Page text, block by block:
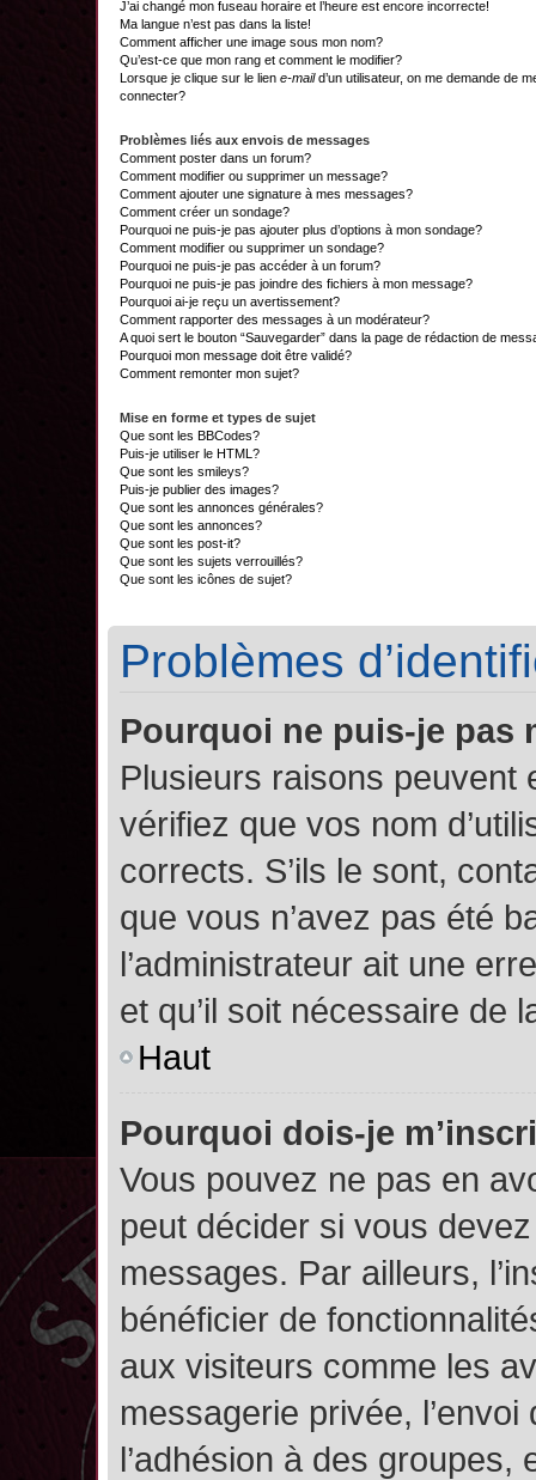
J’ai changé mon fuseau horaire et l’heure est encore incorrecte!
Ma langue n’est pas dans la liste!
Comment afficher une image sous mon nom?
Qu’est-ce que mon rang et comment le modifier?
Lorsque je clique sur le lien e-maild’un utilisateur, on me demande de
connecter?
Problèmes liés aux envois de messages
Comment poster dans un forum?
Comment modifier ou supprimer un message?
Comment ajouter une signature à mes messages?
Comment créer un sondage?
Pourquoi ne puis-je pas ajouter plus d’options à mon sondage?
Comment modifier ou supprimer un sondage?
Pourquoi ne puis-je pas accéder à un forum?
Pourquoi ne puis-je pas joindre des fichiers à mon message?
Pourquoi ai-je reçu un avertissement?
Comment rapporter des messages à un modérateur?
A quoi sert le bouton “Sauvegarder” dans la page de rédaction de
Pourquoi mon message doit être validé?
Comment remonter mon sujet?
Mise en forme et types de sujet
Que sont les BBCodes?
Puis-je utiliser le HTML?
Que sont les smileys?
Puis-je publier des images?
Que sont les annonces générales?
Que sont les annonces?
Que sont les post-it?
Que sont les sujets verrouillés?
Que sont les icônes de sujet?
Problèmes
Pourquoi ne puis-je pas
Plusieurs raisons peuvent
vérifiez que vos nom
corrects. S’ils le sont,
que vous n’avez pas été
l’administrateur ait une
et qu’il soit nécessaire de
Haut
Pourquoi dois-je
Vous pouvez ne pas en
peut décider si vous
messages. Par ailleurs,
bénéficier de
aux visiteurs comme les
messagerie privée,
l’adhésion à des groupes,